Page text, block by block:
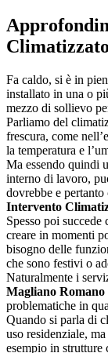
Fa caldo, si è in
installato in una o
mezzo di sollievo
Parliamo del
frescura, come
la temperatura e
Ma essendo quindi
interno di lavoro,
dovrebbe e
Intervento
Spesso poi succede
creare in momenti
bisogno delle
che sono festivi o
Naturalmente i
Magliano Romano
problematiche in
Quando si parla di
uso residenziale,
esempio in strutture